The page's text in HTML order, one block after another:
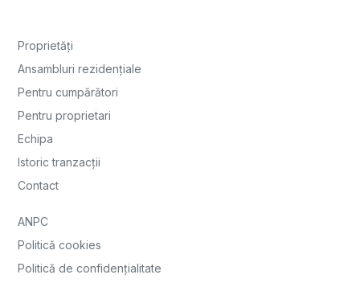
Proprietăți
Ansambluri rezidențiale
Pentru cumpărători
Pentru proprietari
Echipa
Istoric tranzacții
Contact
ANPC
Politică cookies
Politică de confidențialitate